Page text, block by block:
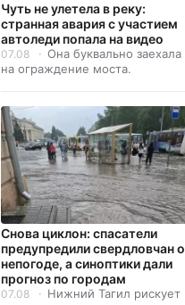
Чуть не улетела в реку:
странная авария с участием
автоледи попала на видео
07.08
Она буквально заехала
на ограждение моста.
Снова циклон: спасатели
предупредили свердловчан о
непогоде, а синоптики дали
прогноз по городам
07.08
Нижний Тагил рискует